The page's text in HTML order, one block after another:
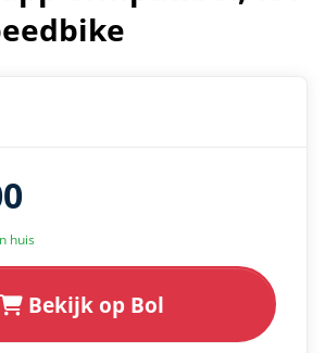
huis
Bekijk op Bol